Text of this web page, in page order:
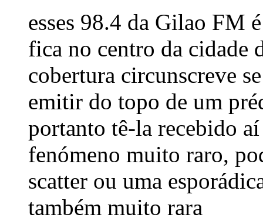
esses 98.4 da Gilao FM
fica no centro da cidade
cobertura circunscreve
emitir do topo de um
portanto tê-la recebido
fenómeno muito raro,
scatter ou uma
também muito rara